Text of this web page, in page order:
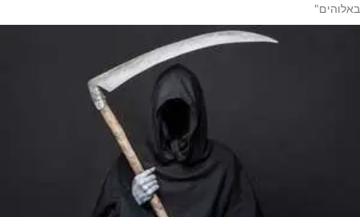
באלוהים"